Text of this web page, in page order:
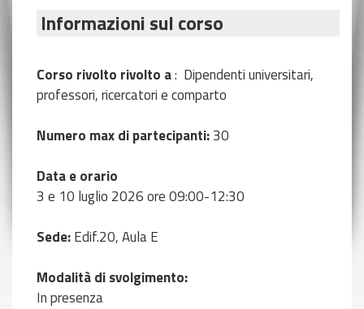
Informazioni sul corso
Corso rivolto rivolto a: Dipendenti universitari,
professori, ricercatori e comparto
Numero max di partecipanti:30
Data e orario
3 e 10 luglio 2026 ore 09:00-12:30
Sede:Edif.20, Aula E
Modalità di svolgimento:
In presenza